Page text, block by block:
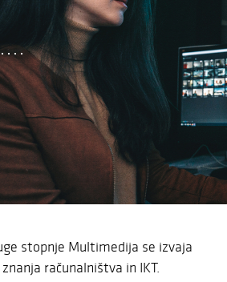
stopnje Multimedija se izvaja
računalništva in IKT.